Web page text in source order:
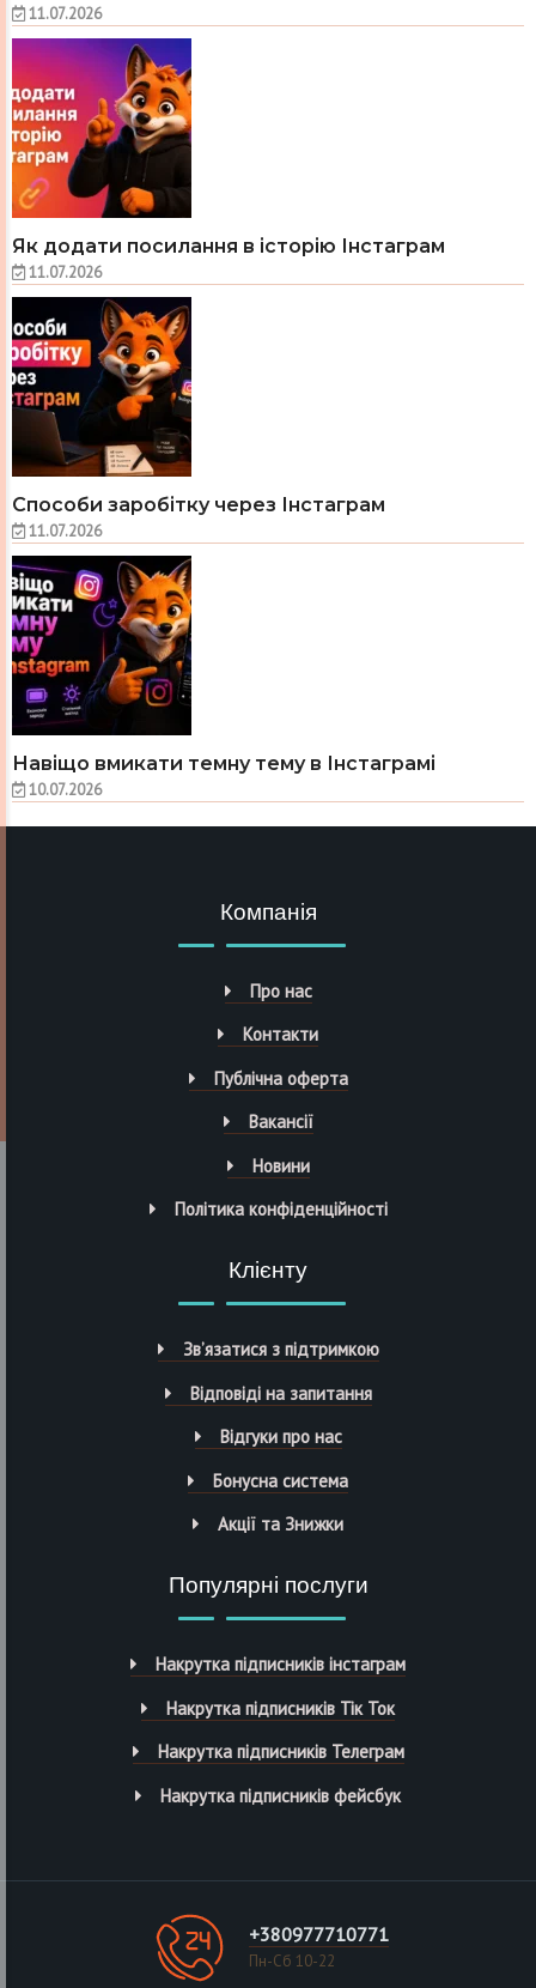
11.07.2026
Як додати посилання в історію Інстаграм
11.07.2026
Способи заробітку через Інстаграм
11.07.2026
Навіщо вмикати темну тему в Інстаграмі
10.07.2026
Компанія
Про нас
Контакти
Публічна оферта
Вакансії
Новини
Політика конфіденційності
Клієнту
Зв’язатися з підтримкою
Відповіді на запитання
Відгуки про нас
Бонусна система
Акції та Знижки
Популярні послуги
Накрутка підписників інстаграм
Накрутка підписників Тік Ток
Накрутка підписників Телеграм
Накрутка підписників фейсбук
+380977710771
Пн-Сб 10-22